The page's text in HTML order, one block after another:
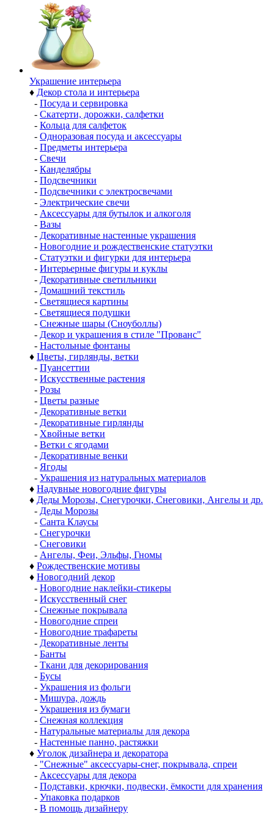
Украшение интерьера
♦ Декор стола и интерьера
- Посуда и сервировка
- Скатерти, дорожки, салфетки
- Кольца для салфеток
- Одноразовая посуда и аксессуары
- Предметы интерьера
- Свечи
- Канделябры
- Подсвечники
- Подсвечники с электросвечами
- Электрические свечи
- Аксессуары для бутылок и алкоголя
- Вазы
- Декоративные настенные украшения
- Новогодние и рождественские статуэтки
- Статуэтки и фигурки для интерьера
- Интерьерные фигуры и куклы
- Декоративные светильники
- Домашний текстиль
- Светящиеся картины
- Светящиеся подушки
- Снежные шары (Сноуболлы)
- Декор и украшения в стиле "Прованс"
- Настольные фонтаны
♦ Цветы, гирлянды, ветки
- Пуансеттии
- Искусственные растения
- Розы
- Цветы разные
- Декоративные ветки
- Декоративные гирлянды
- Хвойные ветки
- Ветки с ягодами
- Декоративные венки
- Ягоды
- Украшения из натуральных материалов
♦ Надувные новогодние фигуры
♦ Деды Морозы, Снегурочки, Снеговики, Ангелы и др.
- Деды Морозы
- Санта Клаусы
- Снегурочки
- Снеговики
- Ангелы, Феи, Эльфы, Гномы
♦ Рождественские мотивы
♦ Новогодний декор
- Новогодние наклейки-стикеры
- Искусственный снег
- Снежные покрывала
- Новогодние спреи
- Новогодние трафареты
- Декоративные ленты
- Банты
- Ткани для декорирования
- Бусы
- Украшения из фольги
- Мишура, дождь
- Украшения из бумаги
- Снежная коллекция
- Натуральные материалы для декора
- Настенные панно, растяжки
♦ Уголок дизайнера и декоратора
- "Снежные" аксессуары-снег, покрывала, спреи
- Аксессуары для декора
- Подставки, крючки, подвески, ёмкости для хранения
- Упаковка подарков
- В помощь дизайнеру